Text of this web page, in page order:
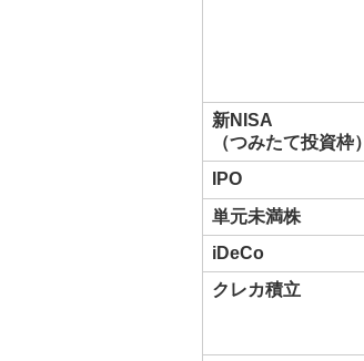
新NISA
（つみたて投資枠）
IPO
単元未満株
iDeCo
クレカ積立